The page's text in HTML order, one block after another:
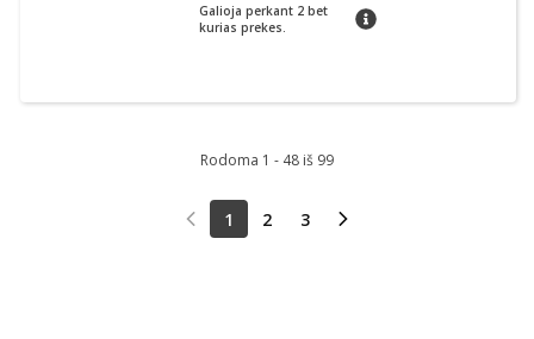
Galioja perkant 2 bet
kurias prekes.
patarimas
Rodoma 1 - 48 iš 99
1 2 3